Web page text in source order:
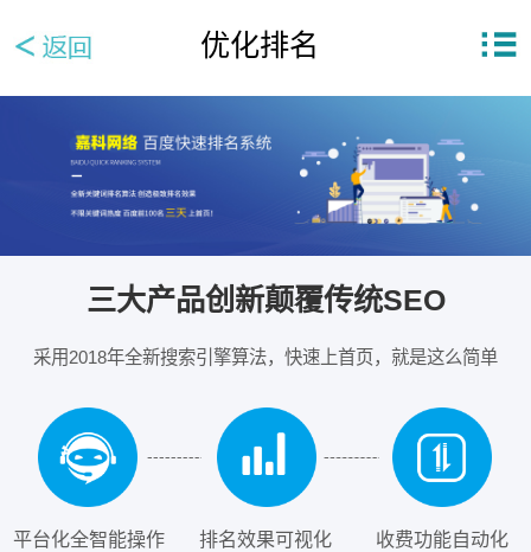
优化排名
三大产品创新颠覆传统SEO
采用2018年全新搜索引擎算法，快速上首页，就是这么简单
平台化全智能操作 排名效果可视化 收费功能自动化